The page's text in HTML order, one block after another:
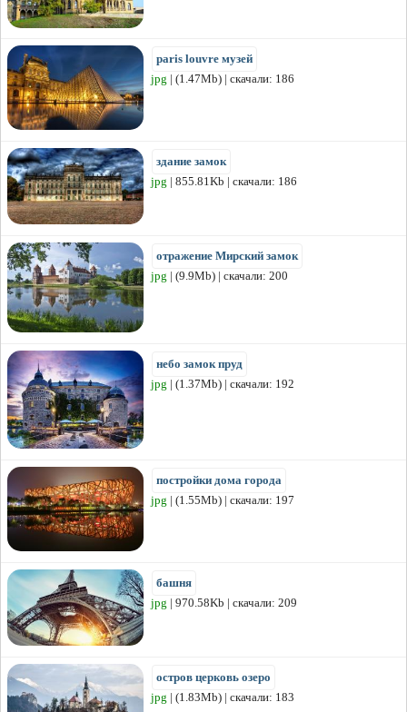
paris louvre музей
jpg | (1.47Mb) | скачали: 186
здание замок
jpg | 855.81Kb | скачали: 186
отражение Мирский замок
jpg | (9.9Mb) | скачали: 200
небо замок пруд
jpg | (1.37Mb) | скачали: 192
постройки дома города
jpg | (1.55Mb) | скачали: 197
башня
jpg | 970.58Kb | скачали: 209
остров церковь озеро
jpg | (1.83Mb) | скачали: 183